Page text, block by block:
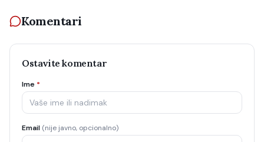
Komentari
Ostavite komentar
Ime *
Email (nije javno, opcionalno)